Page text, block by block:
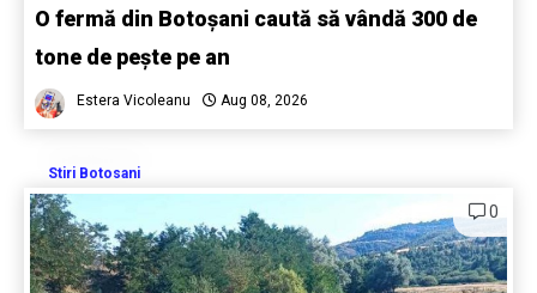
O fermă din Botoșani caută să vândă 300 de
tone de pește pe an
Estera Vicoleanu Aug 08, 2026
Stiri Botosani
0